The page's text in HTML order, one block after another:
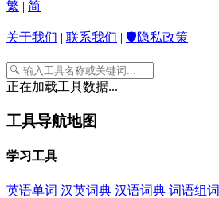
繁 | 简
关于我们 | 联系我们 | 🛡️隐私政策
正在加载工具数据...
工具导航地图
学习工具
英语单词 汉英词典 汉语词典 词语组词